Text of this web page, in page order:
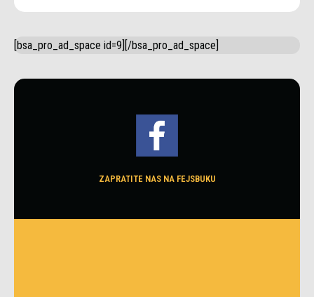
[bsa_pro_ad_space id=9][/bsa_pro_ad_space]
ZAPRATITE NAS NA FEJSBUKU